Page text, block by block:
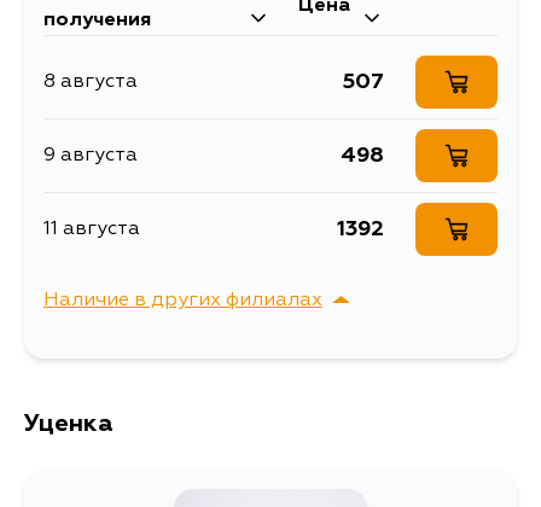
Товарная группа салонные фильтры
K13B, K13X, T32, T32HVU, T32J, T32D,
T32LL, T32L, AGT32, J11E, J11R, J11,
T32WW, M20X, T32NN, T32N, T32TT
MR20DD, QR25DE,
получения
Цена
8 августа 507
9 августа 498
11 августа 1392
Наличие в других филиалах
г. Владивосток,
Уценка